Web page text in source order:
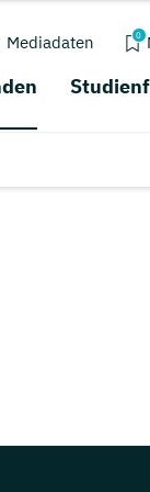
Mediadaten 0